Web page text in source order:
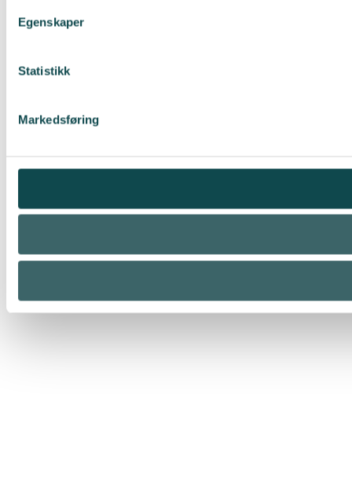
Egenskaper
Statistikk
Markedsføring